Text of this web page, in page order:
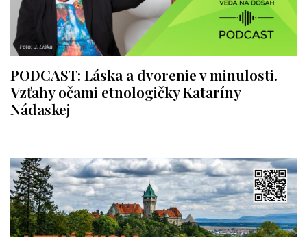
PODCAST: Láska a dvorenie v minulosti.
Vzťahy očami etnologičky Kataríny
Nádaskej